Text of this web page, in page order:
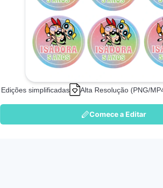
Edições simplificadas Alta Resolução (PNG/
Comece a Editar